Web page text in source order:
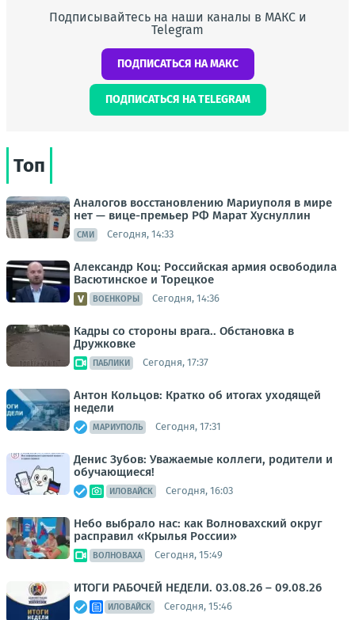
Подписывайтесь на наши каналы в МАКС и
Telegram
ПОДПИСАТЬСЯ НА МАКС
ПОДПИСАТЬСЯ НА TELEGRAM
Топ
Аналогов восстановлению Мариуполя в мире
нет — вице-премьер РФ Марат Хуснуллин
СМИ Сегодня, 14:33
Александр Коц: Российская армия освободила
Васютинское и Торецкое
ВОЕНКОРЫ Сегодня, 14:36
Кадры со стороны врага.. Обстановка в
Дружковке
ПАБЛИКИ Сегодня, 17:37
Антон Кольцов: Кратко об итогах уходящей
недели
МАРИУПОЛЬ Сегодня, 17:31
Денис Зубов: Уважаемые коллеги, родители и
обучающиеся!
ИЛОВАЙСК Сегодня, 16:03
Небо выбрало нас: как Волновахский округ
расправил «Крылья России»
ВОЛНОВАХА Сегодня, 15:49
ИТОГИ РАБОЧЕЙ НЕДЕЛИ. 03.08.26 – 09.08.26
ИЛОВАЙСК Сегодня, 15:46